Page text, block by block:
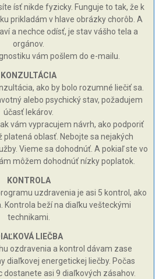
ísť nikde fyzicky. Funguje to tak, že k
prikladám v hlave obrázky chorôb. A
a nechce odísť, je stav vášho tela a
orgánov.
vám pošlem do e-mailu.
KONZULTÁCIA
ako by bolo rozumné liečiť sa.
alebo psychický stav, požadujem
účasť lekárov.
vám vypracujem návrh, ako podporiť
platená oblasť. Nebojte sa nejakých
Vieme sa dohodnúť. A pokiaľ ste vo
môžem dohodnúť nízky poplatok.
KONTROLA
uzdravenia je asi 5 kontrol, ako
Kontrola beží na diaľku vešteckými
technikami.
LIEČBA
ozdravenia a kontrol dávam zase
diaľkovej energetickej liečby. Počas
dostanete asi 9 diaľkových zásahov.